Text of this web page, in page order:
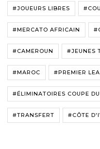
#JOUEURS LIBRES
#MERCATO AFRICAIN
#CAMEROUN #JEUNES
#MAROC #PREMIER
#ÉLIMINATOIRES COUPE
#TRANSFERT #CÔTE